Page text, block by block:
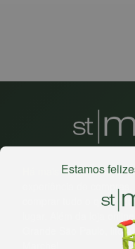
Há mais de 22 anos, o
experiência de
comprar tudo o que
lugar. Além da loja
Grande São Paulo,
Estamos